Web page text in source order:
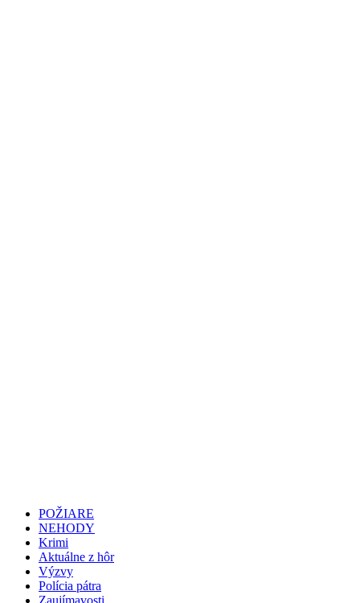
POŽIARE
NEHODY
Krimi
Aktuálne z hôr
Výzvy
Polícia pátra